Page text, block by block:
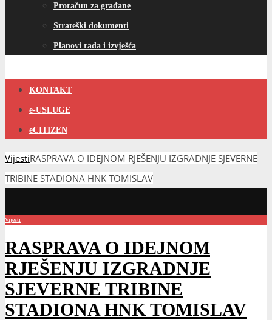
Proračun za građane
Strateški dokumenti
Planovi rada i izvješća
KONTAKT
e-USLUGE
eCITIZEN
VijestiRASPRAVA O IDEJNOM RJEŠENJU IZGRADNJE SJEVERNE
TRIBINE STADIONA HNK TOMISLAV
Vijesti
RASPRAVA O IDEJNOM
RJEŠENJU IZGRADNJE
SJEVERNE TRIBINE
STADIONA HNK TOMISLAV